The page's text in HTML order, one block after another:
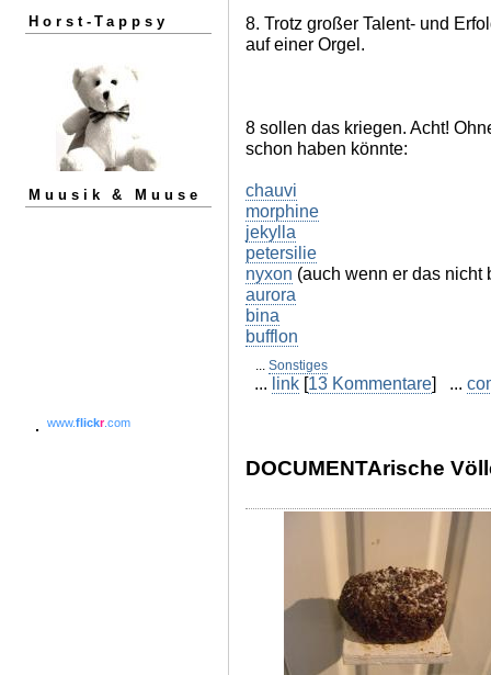
Horst-Tappsy
Muusik & Muuse
www.flickr.com
8. Trotz großer Talent- und
auf einer Orgel.
8 sollen das kriegen. Acht!
schon haben könnte:
chauvi
morphine
jekylla
petersilie
nyxon (auch wenn er das nicht
aurora
bina
bufflon
... Sonstiges
... link [13 Kommentare] ...
DOCUMENTArische